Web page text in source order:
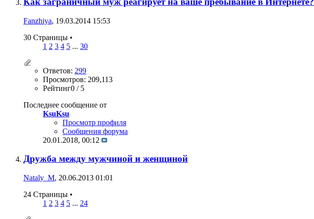
Fanzhiya, 19.03.2014 15:53
30 Страницы •
1 2 3 4 5 ... 30
Ответов: 299
Просмотров: 209,113
Рейтинг0 / 5
Последнее сообщение от
KsuKsu
Просмотр профиля
Сообщения форума
20.01.2018, 00:12
Дружба между мужчиной и женщиной
Nataly_M, 20.06.2013 01:01
24 Страницы •
1 2 3 4 5 ... 24